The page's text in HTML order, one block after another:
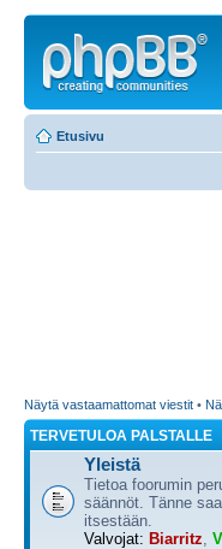
Etusivu
Näytä vastaamattomat viestit •
TERVETULOA PALSTALLE
Yleistä
Tietoa foorumin
säännöt. Tänne
itsestään.
Valvojat: Biarritz,